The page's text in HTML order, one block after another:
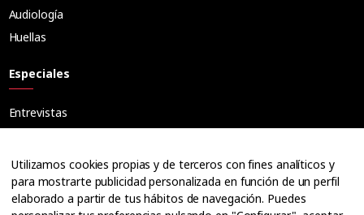
Audiología
Huellas
Especiales
Entrevistas
Ópticos
Cuadernos
Guías
Utilizamos cookies propias y de terceros con fines analíticos y
para mostrarte publicidad personalizada en función de un perfil
elaborado a partir de tus hábitos de navegación. Puedes